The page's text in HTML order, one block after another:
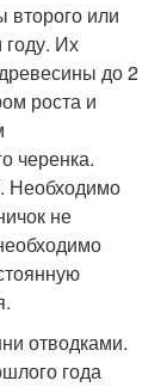
второго или
году. Их
до 2
роста и
черенка.
Необходимо
не
отводками.
года